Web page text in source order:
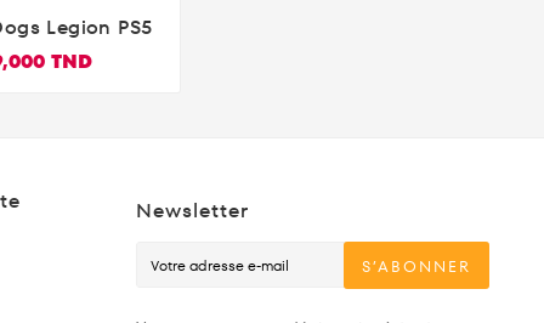
Legion PS5
TND
Newsletter
S’ABONNER